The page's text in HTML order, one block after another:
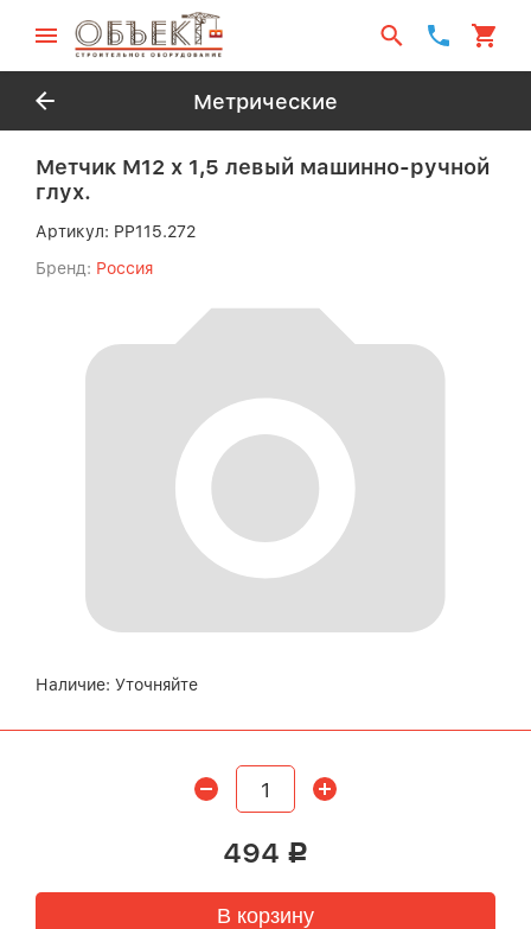
Метрические
Метчик M12 х 1,5 левый машинно-ручной
глух.
Артикул: PP115.272
Бренд: Россия
Наличие: Уточняйте
494 Р
В корзину